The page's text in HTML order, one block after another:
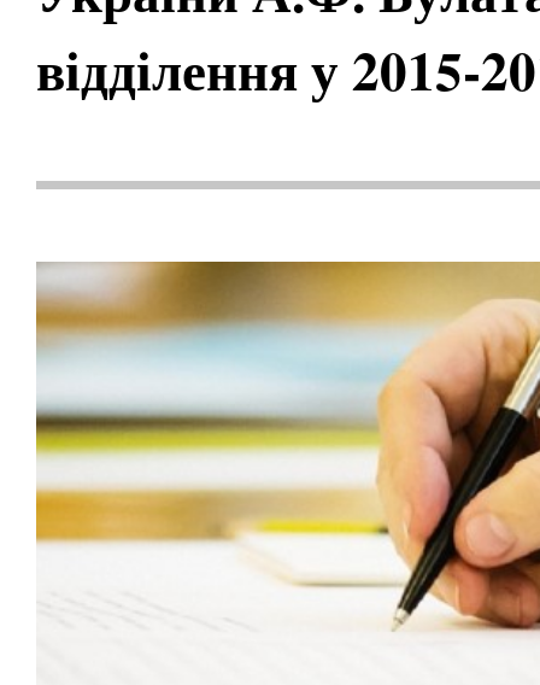
відділення у 2015-